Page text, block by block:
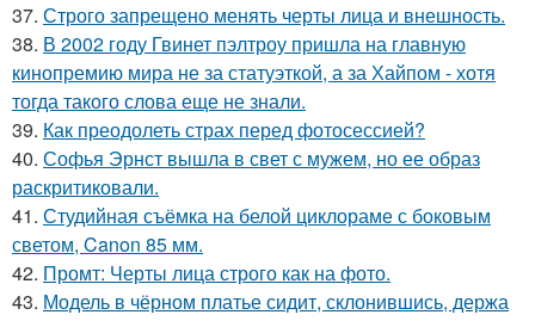
37. Строго запрещено менять черты лица и внешность.
38. В 2002 году Гвинет пэлтроу пришла на главную
кинопремию мира не за статуэткой, а за Хайпом - хотя
тогда такого слова еще не знали.
39. Как преодолеть страх перед фотосессией?
40. Софья Эрнст вышла в свет с мужем, но ее образ
раскритиковали.
41. Студийная съёмка на белой циклораме с боковым
светом, Canon 85 мм.
42. Промт: Черты лица строго как на фото.
43. Модель в чёрном платье сидит, склонившись, держа